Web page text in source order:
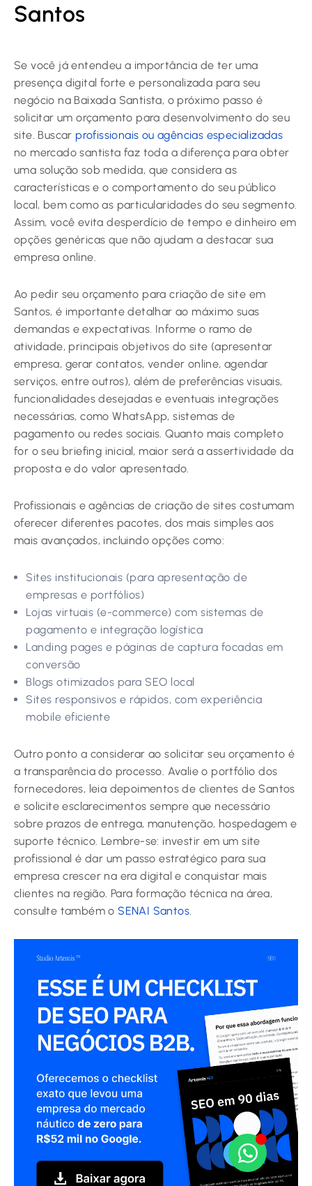
Santos
Se você já entendeu a importância de ter uma
presença digital forte e personalizada para seu
negócio na Baixada Santista, o próximo passo é
solicitar um orçamento para desenvolvimento do seu
site. Buscar profissionais ou agências especializadas
no mercado santista faz toda a diferença para obter
uma solução sob medida, que considera as
características e o comportamento do seu público
local, bem como as particularidades do seu segmento.
Assim, você evita desperdício de tempo e dinheiro em
opções genéricas que não ajudam a destacar sua
empresa online.
Ao pedir seu orçamento para criação de site em
Santos, é importante detalhar ao máximo suas
demandas e expectativas. Informe o ramo de
atividade, principais objetivos do site (apresentar
empresa, gerar contatos, vender online, agendar
serviços, entre outros), além de preferências visuais,
funcionalidades desejadas e eventuais integrações
necessárias, como WhatsApp, sistemas de
pagamento ou redes sociais. Quanto mais completo
for o seu briefing inicial, maior será a assertividade da
proposta e do valor apresentado.
Profissionais e agências de criação de sites costumam
oferecer diferentes pacotes, dos mais simples aos
mais avançados, incluindo opções como:
Sites institucionais (para apresentação de
empresas e portfólios)
Lojas virtuais (e-commerce) com sistemas de
pagamento e integração logística
Landing pages e páginas de captura focadas em
conversão
Blogs otimizados para SEO local
Sites responsivos e rápidos, com experiência
mobile eficiente
Outro ponto a considerar ao solicitar seu orçamento é
a transparência do processo. Avalie o portfólio dos
fornecedores, leia depoimentos de clientes de Santos
e solicite esclarecimentos sempre que necessário
sobre prazos de entrega, manutenção, hospedagem e
suporte técnico. Lembre-se: investir em um site
profissional é dar um passo estratégico para sua
empresa crescer na era digital e conquistar mais
clientes na região. Para formação técnica na área,
consulte também o SENAI Santos.